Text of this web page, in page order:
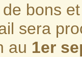
bons
sera
au 1er